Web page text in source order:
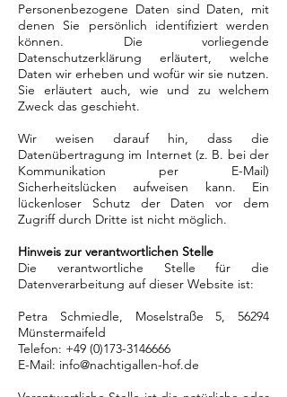
Personenbezogene Daten sind Daten, mit
denen Sie persönlich identifiziert werden
können. Die vorliegende
Datenschutzerklärung erläutert, welche
Daten wir erheben und wofür wir sie nutzen.
Sie erläutert auch, wie und zu welchem
Zweck das geschieht.
Wir weisen darauf hin, dass die
Datenübertragung im Internet (z. B. bei der
Kommunikation per E-Mail)
Sicherheitslücken aufweisen kann. Ein
lückenloser Schutz der Daten vor dem
Zugriff durch Dritte ist nicht möglich.
Hinweis zur verantwortlichen Stelle
Die verantwortliche Stelle für die
Datenverarbeitung auf dieser Website ist:
Petra Schmiedle, Moselstraße 5, 56294
Münstermaifeld
Telefon: +49 (0)173-3146666
E-Mail: info@nachtigallen-hof.de